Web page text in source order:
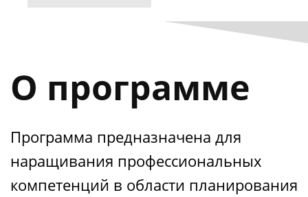
О программе
Программа предназначена для
наращивания профессиональных
компетенций в области планирования